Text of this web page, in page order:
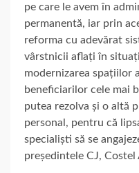
pe care le avem în
permanentă, iar prin
reforma cu adevărat
vârstnicii aflați în
modernizarea spațiilor
beneficiarilor cele mai
putea rezolva și o altă
personal, pentru că
specialiști să se
președintele CJ, Costel